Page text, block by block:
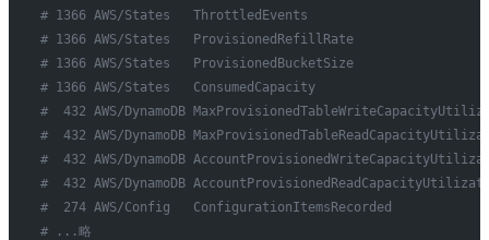
# 1366 AWS/States   ThrottledEvents
# 1366 AWS/States   ProvisionedRefillRate
# 1366 AWS/States   ProvisionedBucketSize
# 1366 AWS/States   ConsumedCapacity
#  432 AWS/DynamoDB
#  432 AWS/DynamoDB
#  432 AWS/DynamoDB
#  432 AWS/DynamoDB
#  274 AWS/Config   ConfigurationItemsRecorded
# ...略